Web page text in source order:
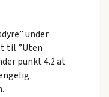
under
til ”Uten
punkt 4.2 at